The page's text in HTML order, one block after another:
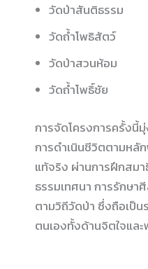
วัดป่าสันติธรรม
วัดถ้ำโพธิสัตว์
วัดป่าสวนห้อม
วัดถ้ำโพธิ์ชัย
การจัดโครงการครั้งนี้
การดำเนินชีวิตตามหลั
แท้จริง ผ่านการฝึกสม
ธรรมเทศนา การรักษา
ตามวิถีวัดป่า ซึ่งถือเป็
ตนเองทั้งด้านจิตใจแล